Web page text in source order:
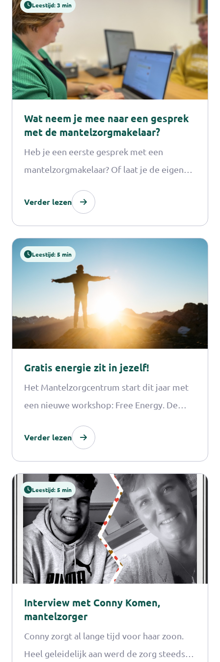
vergadering of bijeenkomst. Voor alle
onderwerpen die met mantelzorg te
maken hebben, of het nu wmo, wlz of pgb
is, kunnen we een presentatie op maat
verzorgen. Neem contact met ons op voor
meer informatie.
Leestijd: 3 min
Wat neem je mee naar een gesprek
met de mantelzorgmakelaar?
Heb je een eerste gesprek met een
mantelzorgmakelaar? Of laat je de eigen
een aantal documenten mee te nemen. De
slag met uitzoeken en berekenen.
Verder lezen
Leestijd: 5 min
Gratis energie zit in jezelf!
Het Mantelzorgcentrum start dit jaar met
een nieuwe workshop: Free Energy. De
mantelzorgers die zo ontdekken hoe zij
verdelen. Trainer Lia Timmer bedacht de
workshop vanuit haar eigen ervaring als
trainer én als mantelzorger.
Verder lezen
Leestijd: 5 min
Interview met Conny Komen,
mantelzorger
Conny zorgt al lange tijd voor haar zoon.
Heel geleidelijk aan werd de zorg steeds